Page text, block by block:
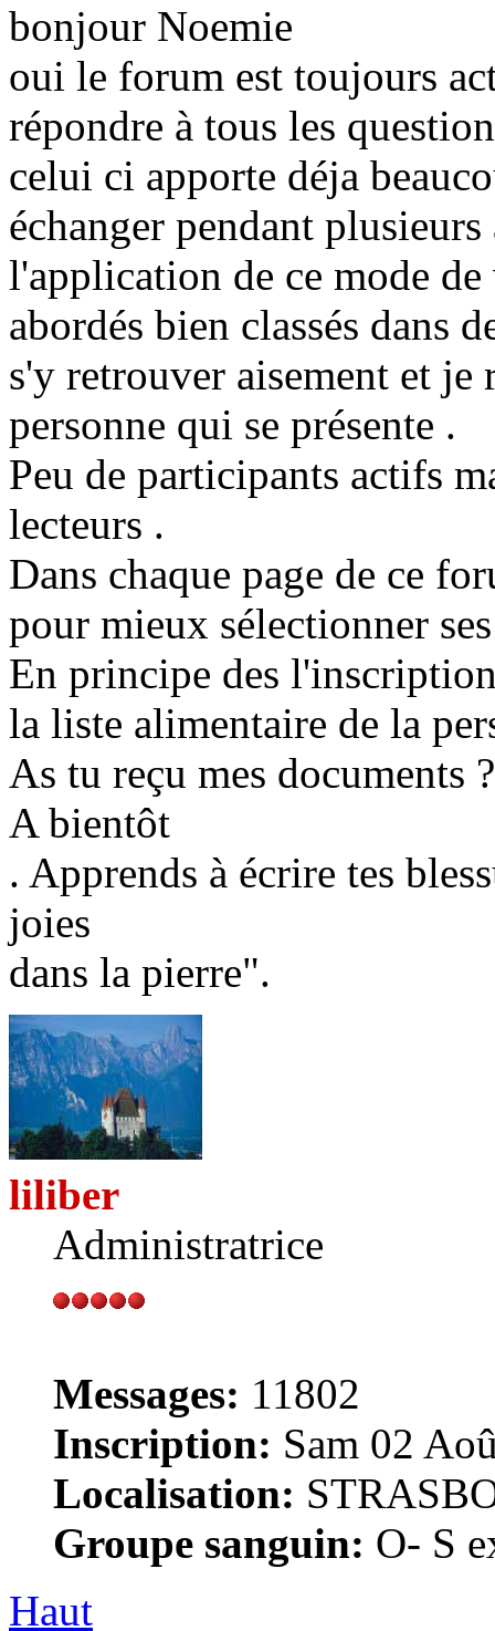
bonjour Noemie
oui le forum est toujours
répondre à tous les
celui ci apporte déja
échanger pendant
l'application de ce mode
abordés bien classés dans
s'y retrouver aisement et je
personne qui se présente .
Peu de participants actifs
lecteurs .
Dans chaque page de ce
pour mieux sélectionner
En principe des
la liste alimentaire de la
As tu reçu mes documents ?
A bientôt
. Apprends à écrire tes
joies
dans la pierre".
liliber
Administratrice
Messages: 11802
Inscription: Sam 02
Localisation:
Groupe sanguin: O- S
Haut